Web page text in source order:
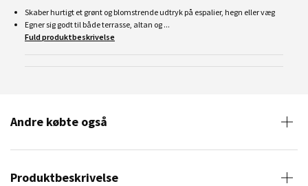
Skaber hurtigt et grønt og blomstrende udtryk på espalier, hegn eller væg
Egner sig godt til både terrasse, altan og ...
Fuld produktbeskrivelse
Andre købte også
Produktbeskrivelse